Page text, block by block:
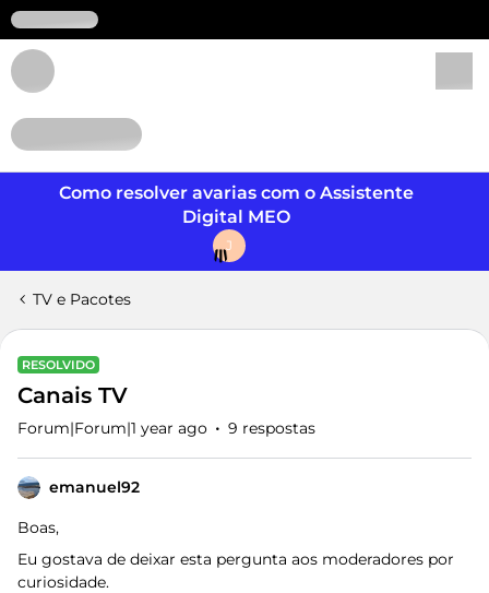
Como resolver avarias com o Assistente
Digital MEO
J
TV e Pacotes
RESOLVIDO
Canais TV
Forum|Forum|1 year ago 9 respostas
emanuel92
Boas,
Eu gostava de deixar esta pergunta aos moderadores por
curiosidade.